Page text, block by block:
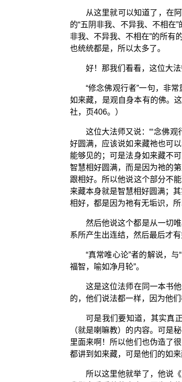
从这里就可以知道了，在
的“五阴非我、不异我、不相
非我、不异我、不相在”的所有
也统统都是，所以太多了。
好！那我们看看，这位大
“修念佛观行者”一句，非
如来藏，是观自身本有的佛。
社，页406。）
这位大法师又说：“‘念佛
好圆满，应该说如来藏祂也可
能够见的；可是法身如来藏不
智慧相好圆满，而是因为祂的
跟相好。所以他说这个部分不
来藏本身就是智慧相好圆满；
相好，都是因为祂有无垢识，
然后他说这个都是从一切
系所产生出连结，然后最后才
“真常唯心论”者的解说，
福智，喻如净月轮”。
这是这位法师在同一本书
的，他们说法都一样，因为他
可是我们要知道，其实真
（就是喇嘛教）的内容。可是
里面来啊！所以他们也伪造了
都讲到如来藏，可是他们的如
所以这里他就举了，他说